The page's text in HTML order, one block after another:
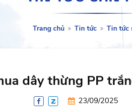
Trang chủ Tin tức Tin tức
dây thừng PP
23/09/2025